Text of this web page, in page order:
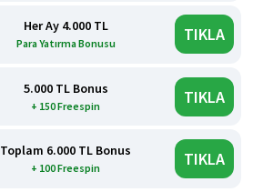
Her Ay 4.000 TL
Para Yatırma Bonusu TIKLA
5.000 TL Bonus
+ 150 Freespin TIKLA
Toplam 6.000 TL Bonus
+ 100 Freespin TIKLA